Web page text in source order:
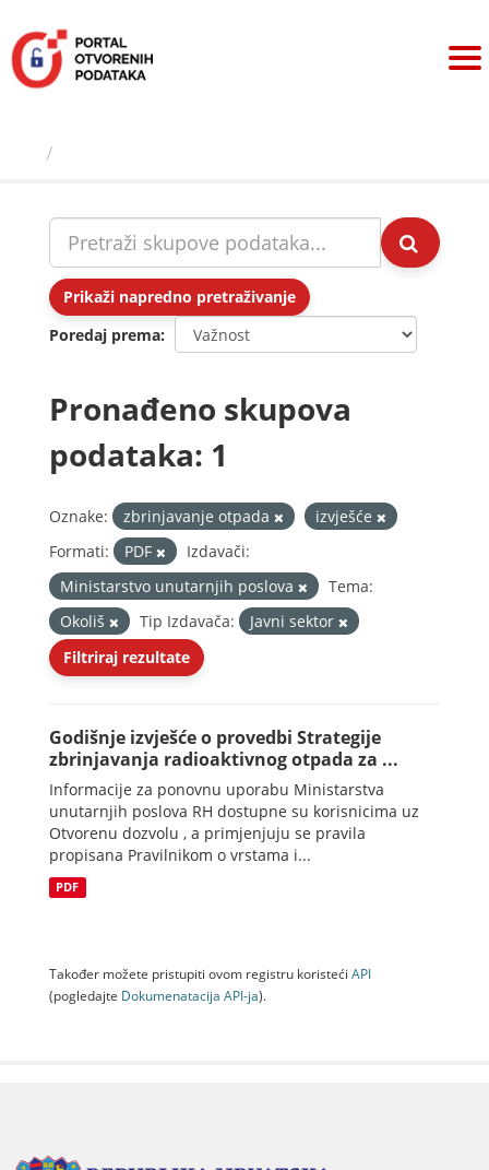
sadržaj
Prikaži napredno pretraživanje
Poredaj prema
Pronađeno skupova
podataka: 1
Oznake: zbrinjavanje otpada
izvješće
Formati:
PDF
Izdavači:
Ministarstvo unutarnjih poslova
Tema:
Okoliš
Tip Izdavača:
Javni sektor
Filtriraj rezultate
Godišnje izvješće o provedbi Strategije
zbrinjavanja radioaktivnog otpada za ...
Informacije za ponovnu uporabu Ministarstva
unutarnjih poslova RH dostupne su korisnicima uz
Otvorenu dozvolu , a primjenjuju se pravila
propisana Pravilnikom o vrstama i...
PDF
Također možete pristupiti ovom registru koristeći API
(pogledajte Dokumenаtаcijа API-jа).